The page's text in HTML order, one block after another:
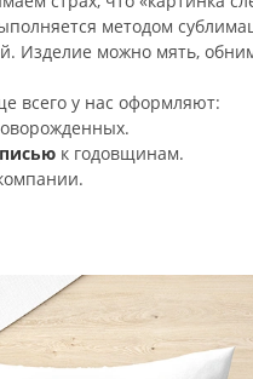
методом
Изделие можно мять,
всего у нас оформляют:
к годовщинам.